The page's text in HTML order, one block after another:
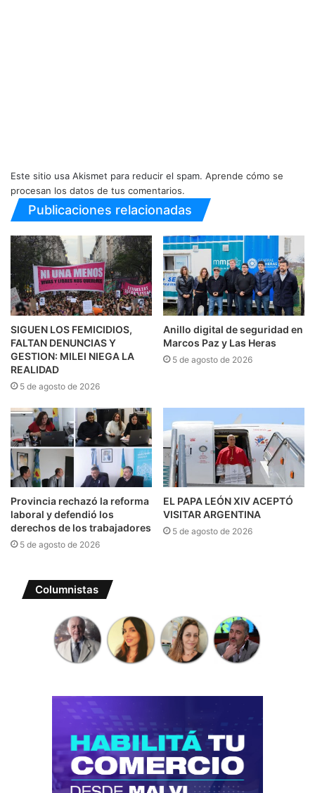
Este sitio usa Akismet para reducir el spam. Aprende cómo se
procesan los datos de tus comentarios.
Publicaciones relacionadas
SIGUEN LOS FEMICIDIOS,
FALTAN DENUNCIAS Y
GESTION: MILEI NIEGA LA
REALIDAD
5 de agosto de 2026
Anillo digital de seguridad en
Marcos Paz y Las Heras
5 de agosto de 2026
Provincia rechazó la reforma
laboral y defendió los
derechos de los trabajadores
5 de agosto de 2026
EL PAPA LEÓN XIV ACEPTÓ
VISITAR ARGENTINA
5 de agosto de 2026
Columnistas